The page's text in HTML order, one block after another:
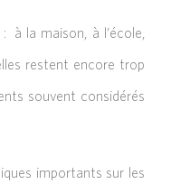
à la maison, à l’école,
restent encore trop
souvent considérés
importants sur les